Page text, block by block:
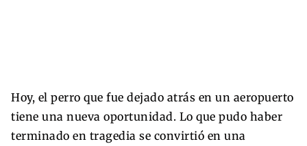
Hoy, el perro que fue dejado atrás en un aeropuerto
tiene una nueva oportunidad. Lo que pudo haber
terminado en tragedia se convirtió en una